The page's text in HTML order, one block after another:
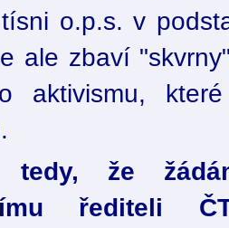
o.p.s. v
ale zbaví
aktivismu,
tedy, že
řediteli